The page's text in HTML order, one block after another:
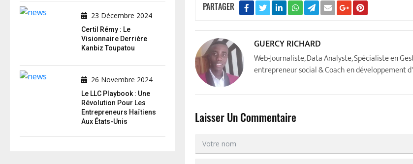
PARTAGER
GUERCY RICHARD
Web-Journaliste, Data Analyste, Spécialiste en
entrepreneur social & Coach en développement
Laisser Un Commentaire
23 Décembre 2024
Certil Rémy : Le
Visionnaire Derrière
Kanbiz Toupatou
26 Novembre 2024
Le LLC Playbook : Une
Révolution Pour Les
Entrepreneurs Haïtiens
Aux États-Unis